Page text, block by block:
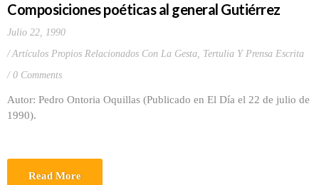
Composiciones poéticas al general Gutiérrez
Julio 22, 1990
Artículos Propios Relacionados Con La Gesta, Tertulia Y Prensa Escrita
0 Comments
Autor: Pedro Ontoria Oquillas (Publicado en El Día el 22 de julio de
1990).
Read More